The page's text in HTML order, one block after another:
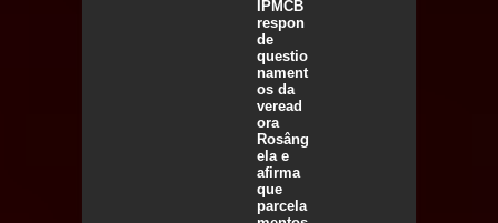
IPMCB
respon
de
questio
nament
os da
veread
ora
Rosâng
ela e
afirma
que
parcela